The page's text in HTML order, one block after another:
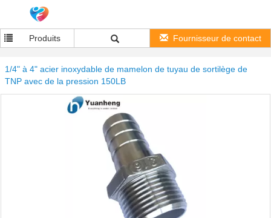
Produits Fournisseur de contact
1/4" à 4" acier inoxydable de mamelon de tuyau de sortilège de
TNP avec de la pression 150LB